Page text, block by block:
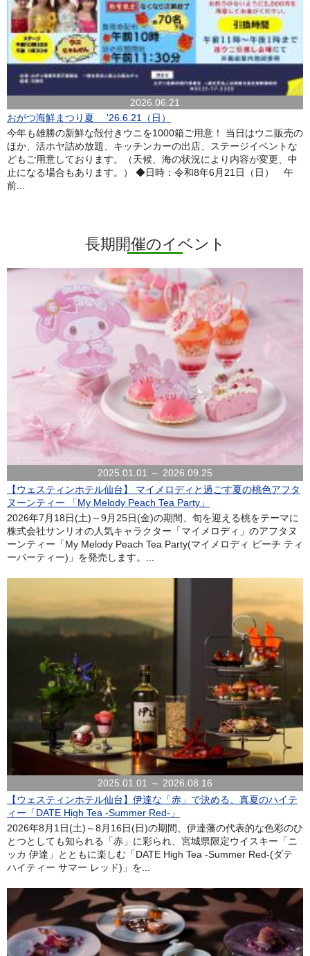
2026.06.21
おがつ海鮮まつり夏 '26.6.21（日）
今年も雄勝の新鮮な殻付きウニを1000箱ご用意！ 当日はウニ販売の
ほか、活ホヤ詰め放題、キッチンカーの出店、ステージイベントな
どもご用意しております。（天候、海の状況により内容が変更、中
止になる場合もあります。） ◆日時：令和8年6月21日（日） 午
前...
長期開催のイベント
2025.01.01 ～ 2026.09.25
【ウェスティンホテル仙台】 マイメロディと過ごす夏の桃色アフタ
ヌーンティー 「My Melody Peach Tea Party」
2026年7月18日(土)～9月25日(金)の期間、旬を迎える桃をテーマに
株式会社サンリオの人気キャラクター「マイメロディ」のアフタヌ
ーンティー「My Melody Peach Tea Party(マイメロディ ピーチ ティ
ーパーティー)」を発売します。...
2025.01.01 ～ 2026.08.16
【ウェスティンホテル仙台】伊達な「赤」で決める、真夏のハイテ
ィー「DATE High Tea -Summer Red-」
2026年8月1日(土)～8月16日(日)の期間、伊達藩の代表的な色彩のひ
とつとしても知られる「赤」に彩られ、宮城県限定ウイスキー「ニ
ッカ 伊達」とともに楽しむ「DATE High Tea -Summer Red-(ダテ
ハイティー サマー レッド)」を...